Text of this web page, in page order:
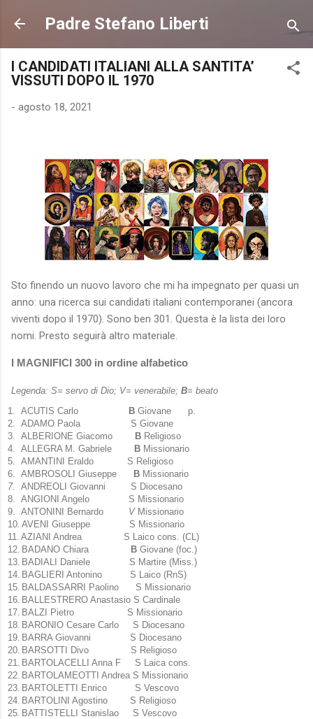
Passa ai contenuti principali
Padre Stefano Liberti
I CANDIDATI ITALIANI ALLA SANTITA’
VISSUTI DOPO IL 1970
- agosto 18, 2021
Sto finendo un nuovo lavoro che mi ha impegnato per quasi un
anno: una ricerca sui candidati italiani contemporanei (ancora
viventi dopo il 1970). Sono ben 301. Questa è la lista dei loro
nomi. Presto seguirà altro materiale.
I MAGNIFICI 300 in ordine alfabetico
Legenda: S= servo di Dio; V= venerabile; B= beato
1. ACUTIS Carlo BGiovane p.
2.
ADAMO Paola S Giovane
3.
ALBERIONE Giacomo B Religioso
4.
ALLEGRA M. Gabriele B Missionario
5.
AMANTINI Eraldo S Religioso
6.
AMBROSOLI Giuseppe B Missionario
7.
ANDREOLI Giovanni S Diocesano
8.
ANGIONI Angelo S Missionario
9.
ANTONINI Bernardo V Missionario
10. AVENI Giuseppe S Missionario
11.
AZIANI Andrea S Laico cons. (CL)
12. BADANO Chiara B Giovane (foc.)
13. BADIALI Daniele S Martire (Miss.)
14. BAGLIERI Antonino S Laico (RnS)
15. BALDASSARRI Paolino S Missionario
16. BALLESTRERO Anastasio S Cardinale
17. BALZI Pietro S Missionario
18. BARONIO Cesare Carlo S Diocesano
19. BARRA Giovanni S Diocesano
20. BARSOTTI Divo S Religioso
21.
BARTOLACELLI Anna F S Laica cons.
22. BARTOLAMEOTTI Andrea S Missionario
23. BARTOLETTI Enrico S Vescovo
24. BARTOLINI Agostino S Religioso
25. BATTISTELLI Stanislao S Vescovo